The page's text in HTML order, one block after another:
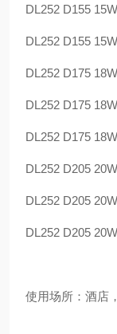
DL252 D155
DL252 D155
DL252 D175
DL252 D175
DL252 D175
DL252 D205
DL252 D205
DL252 D205
使用场所：酒店